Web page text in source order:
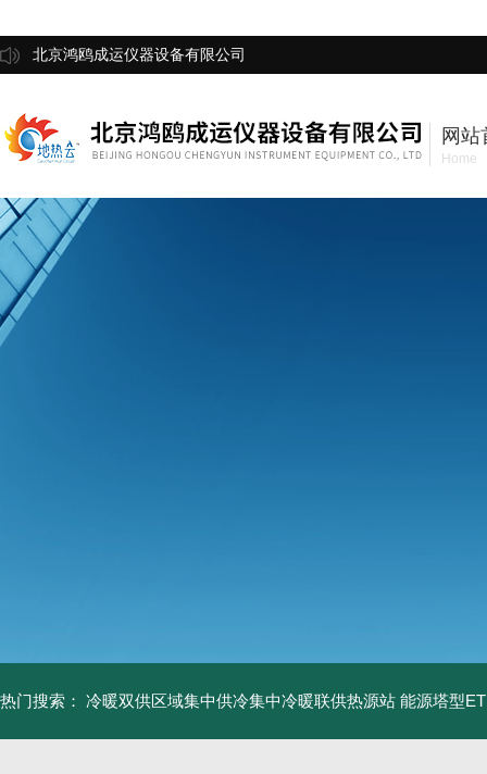
北京鸿鸥成运仪器设备有限公司
网站
Home
热门搜索： 冷暖双供区域集中供冷集中冷暖联供热源站 能源塔型